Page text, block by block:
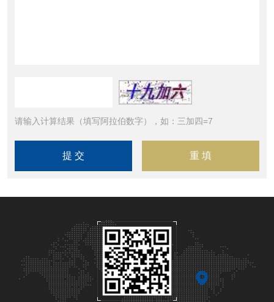
请输入计算结果（填写阿拉伯数字），如：三加四=7